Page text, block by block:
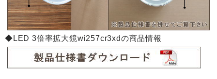
◆LED 3倍率拡大鏡wi257cr3xdの商品情報